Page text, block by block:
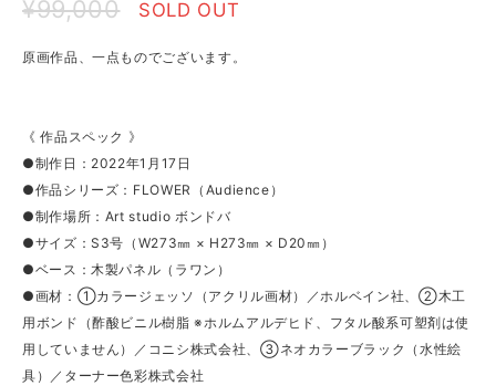
¥99,000 SOLD OUT
原画作品、一点ものでございます。
《 作品スペック 》
●制作日：2022年1月17日
●作品シリーズ：FLOWER（Audience）
●制作場所：Art studio ボンドバ
●サイズ：S3号（W273㎜ × H273㎜ × D20㎜）
●ベース：木製パネル（ラワン）
●画材：①カラージェッソ（アクリル画材）／ホルベイン社、②木工
用ボンド（酢酸ビニル樹脂 ※ホルムアルデヒド、フタル酸系可塑剤は使
用していません）／コニシ株式会社、③ネオカラーブラック（水性絵
具）／ターナー色彩株式会社